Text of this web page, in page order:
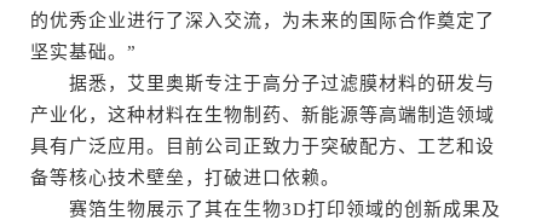
的优秀企业进行了深入交流，为未来的国际合作奠定了
坚实基础。”
据悉，艾里奥斯专注于高分子过滤膜材料的研发与
产业化，这种材料在生物制药、新能源等高端制造领域
具有广泛应用。目前公司正致力于突破配方、工艺和设
备等核心技术壁垒，打破进口依赖。
赛箔生物展示了其在生物3D打印领域的创新成果及